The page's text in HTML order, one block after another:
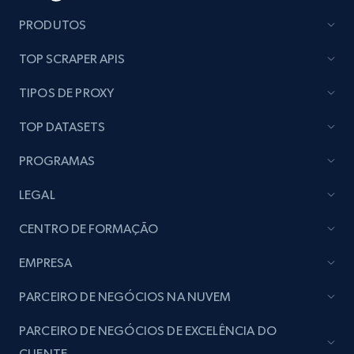
PRODUTOS
TOP SCRAPER APIS
TIPOS DE PROXY
TOP DATASETS
PROGRAMAS
LEGAL
CENTRO DE FORMAÇÃO
EMPRESA
PARCEIRO DE NEGÓCIOS NA NUVEM
PARCEIRO DE NEGÓCIOS DE EXCELÊNCIA DO